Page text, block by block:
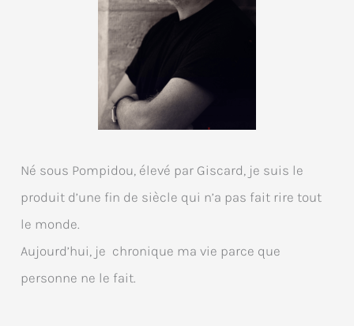
Né sous Pompidou, élevé par Giscard, je suis le
produit d’une fin de siècle qui n’a pas fait rire tout
le monde.
Aujourd’hui, je chronique ma vie parce que
personne ne le fait.